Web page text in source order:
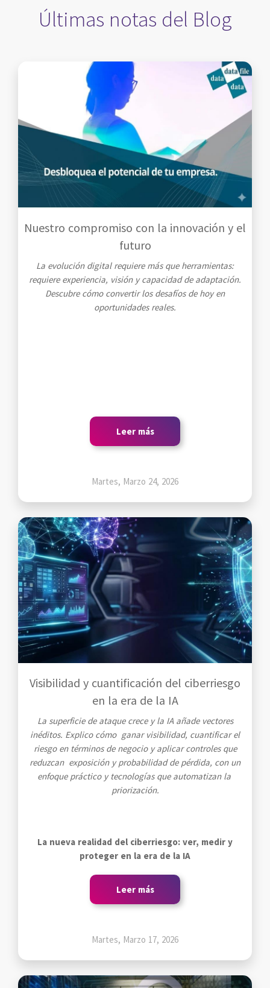
Últimas notas del Blog
Nuestro compromiso con la innovación y el
futuro
La evolución digital requiere más que herramientas:
requiere experiencia, visión y capacidad de adaptación.
Descubre cómo convertir los desafíos de hoy en
oportunidades reales.
Leer más
Martes, Marzo 24, 2026
Visibilidad y cuantificación del ciberriesgo
en la era de la IA
La superficie de ataque crece y la IA añade vectores
inéditos. Explico cómo ganar visibilidad, cuantificar el
riesgo en términos de negocio y aplicar controles que
reduzcan exposición y probabilidad de pérdida, con un
enfoque práctico y tecnologías que automatizan la
priorización.
La nueva realidad del ciberriesgo: ver, medir y
proteger en la era de la IA
Leer más
Martes, Marzo 17, 2026